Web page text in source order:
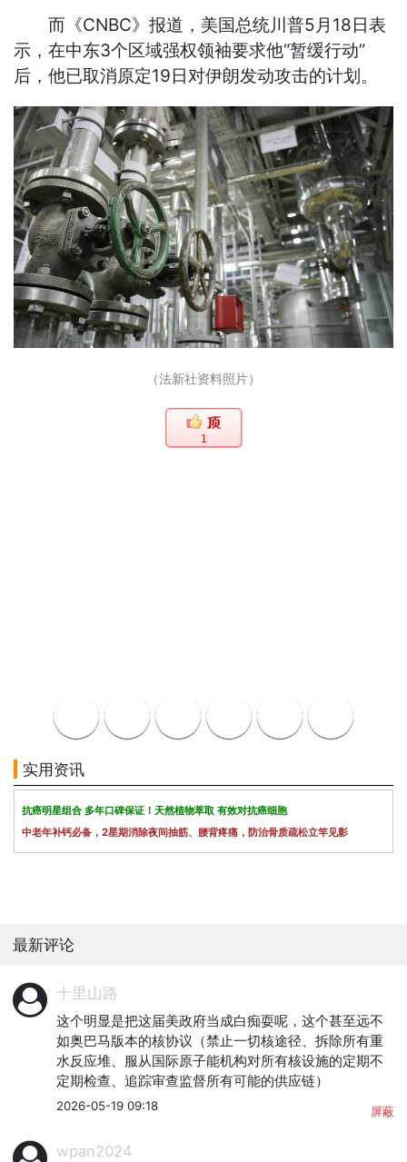
而《CNBC》报道，美国总统川普5月18日表
示，在中东3个区域强权领袖要求他“暂缓行动”
后，他已取消原定19日对伊朗发动攻击的计划。
（法新社资料照片）
1
实用资讯
抗癌明星组合 多年口碑保证！天然植物萃取 有效对抗癌细胞
中老年补钙必备，2星期消除夜间抽筋、腰背疼痛，防治骨质疏松立竿见影
最新评论
十里山路
这个明显是把这届美政府当成白痴耍呢，这个甚至远不
如奥巴马版本的核协议（禁止一切核途径、拆除所有重
水反应堆、服从国际原子能机构对所有核设施的定期不
定期检查、追踪审查监督所有可能的供应链）
2026-05-19 09:18 屏蔽
wpan2024